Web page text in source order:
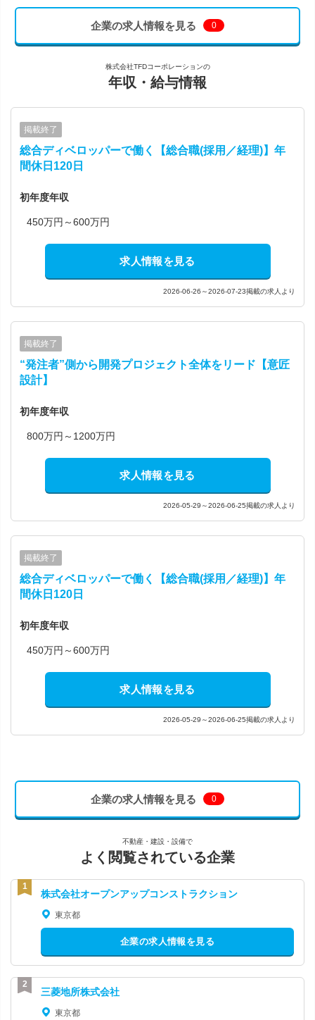
企業の求人情報を見る 0
株式会社TFDコーポレーションの
年収・給与情報
掲載終了
総合ディベロッパーで働く【総合職(採用／経理)】年
間休日120日
初年度年収
450万円～600万円
求人情報を見る
2026-06-26～2026-07-23掲載の求人より
掲載終了
“発注者”側から開発プロジェクト全体をリード【意匠
設計】
初年度年収
800万円～1200万円
求人情報を見る
2026-05-29～2026-06-25掲載の求人より
掲載終了
総合ディベロッパーで働く【総合職(採用／経理)】年
間休日120日
初年度年収
450万円～600万円
求人情報を見る
2026-05-29～2026-06-25掲載の求人より
企業の求人情報を見る 0
不動産・建設・設備で
よく閲覧されている企業
株式会社オープンアップコンストラクション
東京都
企業の求人情報を見る
三菱地所株式会社
東京都